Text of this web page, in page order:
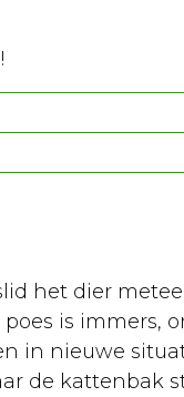
het dier
is immers,
in nieuwe
de kattenbak